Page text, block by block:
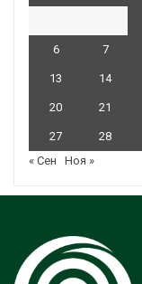
6 7
13 14
20 21
27 28
« Сен
Ноя »